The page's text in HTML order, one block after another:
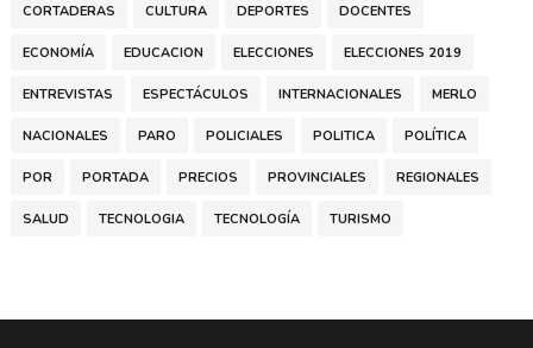
CORTADERAS CULTURA DEPORTES DOCENTES
ECONOMÍA EDUCACION ELECCIONES ELECCIONES 2019
ENTREVISTAS ESPECTÁCULOS INTERNACIONALES MERLO
NACIONALES PARO POLICIALES POLITICA POLÍTICA
POR PORTADA PRECIOS PROVINCIALES REGIONALES
SALUD TECNOLOGIA TECNOLOGÍA TURISMO